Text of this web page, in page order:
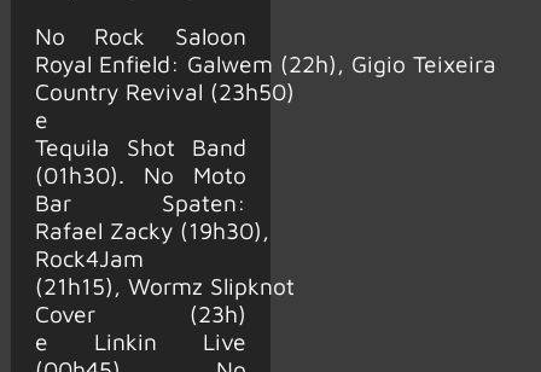
No Rock Saloon
Royal Enfield: Galwem (22h), Gigio Teixeira
Country Revival (23h50)
e
Tequila Shot Band
(01h30). No Moto
Bar Spaten:
Rafael Zacky (19h30),
Rock4Jam
(21h15), Wormz Slipknot
Cover (23h)
e Linkin Live